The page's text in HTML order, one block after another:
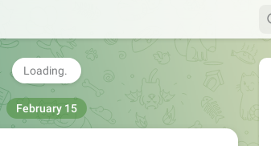
коробке - 1100 рублей.
в коробке - 1700 рублей.
в коробке - 2200 рублей.
1